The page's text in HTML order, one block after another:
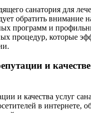
санатория для
обратить внимание
программ и
процедур, которые
и
и качества услуг
в интернете,